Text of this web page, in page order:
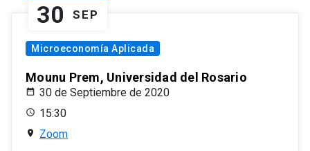
30 SEP
Microeconomía Aplicada
Mounu Prem, Universidad del Rosario
30 de Septiembre de 2020
15:30
Zoom